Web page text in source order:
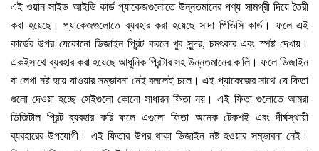
এই ওয়ান সাইড আইডি কার্ড প্যাকেজগুলোতে উন্নতমানের পণ্য সামগ্রী দিয়ে তৈরী
করা হয়েছে। প্যাকেজগুলোতে ব্যবহার করা হয়েছে সাদা পিভিসি কার্ড। ফলে এই
কার্ডের উপর যেকোনো ডিজাইন প্রিন্ট করলে খুব সুন্দর, চমৎকার এবং স্পষ্ট দেখায়।
একইসাথে ব্যবহার করা হয়েছে আধুনিক প্রিন্টার সহ উন্নতমানের কালি। ফলে ডিজাইন
বা লেখা নষ্ট হয়ে যাওয়ার সম্ভাবনা নেই বললেই চলে। এই প্যাকেজের সাথে যে ফিতা
গুলো দেওয়া হচ্ছে সেইগুলো কোনো সাধারন ফিতা নয়। এই ফিতা গুলোতে আমরা
ডিজিটাল প্রিন্ট ব্যবহার করি ফলে এগুলো ফিতা অনেক টেকশই এবং দীর্ঘস্থায়ী
ব্যবহারের উপযোগী। এই ফিতার উপর থাকা ডিজাইন নষ্ট হওয়ার সম্ভাবনা নেই।